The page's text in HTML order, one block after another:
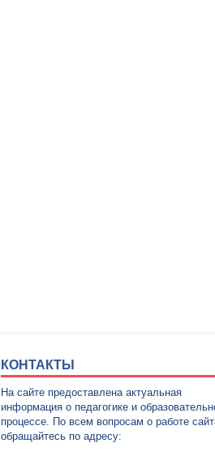
КОНТАКТЫ
На сайте предоставлена актуальная
информация о педагогике и
процессе. По всем вопросам о работе
обращайтесь по адресу: